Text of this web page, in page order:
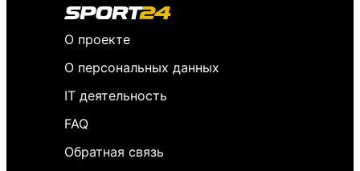
О проекте
О персональных данных
IT деятельность
FAQ
Обратная связь